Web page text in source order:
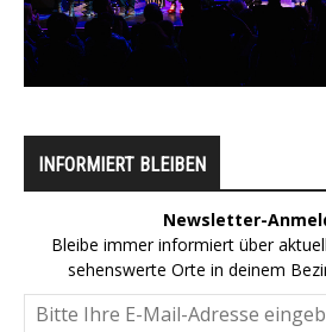
INFORMIERT BLEIBEN
Newsletter-
Bleibe immer informiert über
sehenswerte Orte in deinem